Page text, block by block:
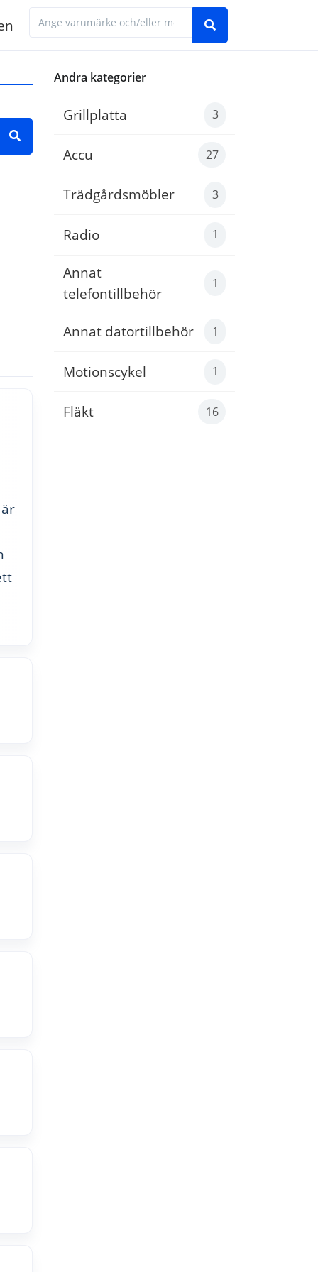
Hitta den manual du behöver genom att
'Electrolux LNT7MF46X2'
Andra kategorier
Grillplatta 3
Accu 27
Trädgårdsmöbler 3
Radio 1
Annat
telefontillbehör
1
Annat datortillbehör 1
Motionscykel 1
Fläkt 16